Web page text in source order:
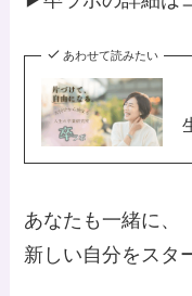
あわせて読みたい
あなたも一緒に、
新しい自分をスタ